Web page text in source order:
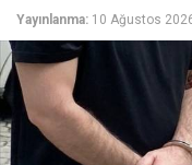
Yayınlanma: 10 Ağustos